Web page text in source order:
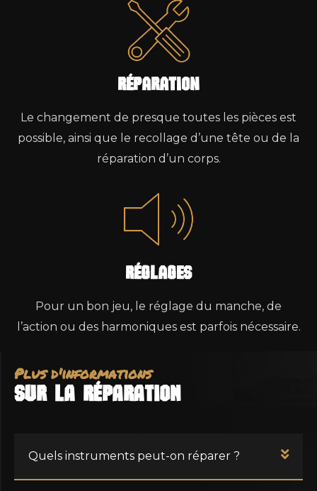
RéparatIon
Le changement de presque toutes les pièces est
possible, ainsi que le recollage d’une tête ou de la
réparation d’un corps.
Réglages
Pour un bon jeu, le réglage du manche, de
l’action ou des harmoniques est parfois nécessaire.
Plus d'informations
sur LA RÉPARATION
Quels instruments peut-on réparer ?